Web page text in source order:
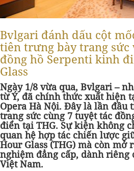
Bvlgari đánh dấu cột
tiên trưng bày trang sức
đồng hồ Serpenti kinh
Glass
Ngày 1/8 vừa qua, Bvlgari –
từ Ý, đã chính thức xuất hiện
Opera Hà Nội. Đây là lần
trang sức cùng 7 tuyệt tác
điển tại THG. Sự kiện không
quan hệ hợp tác chiến lược
Hour Glass (THG) mà còn
nghiệm đẳng cấp, dành riêng
Việt Nam.